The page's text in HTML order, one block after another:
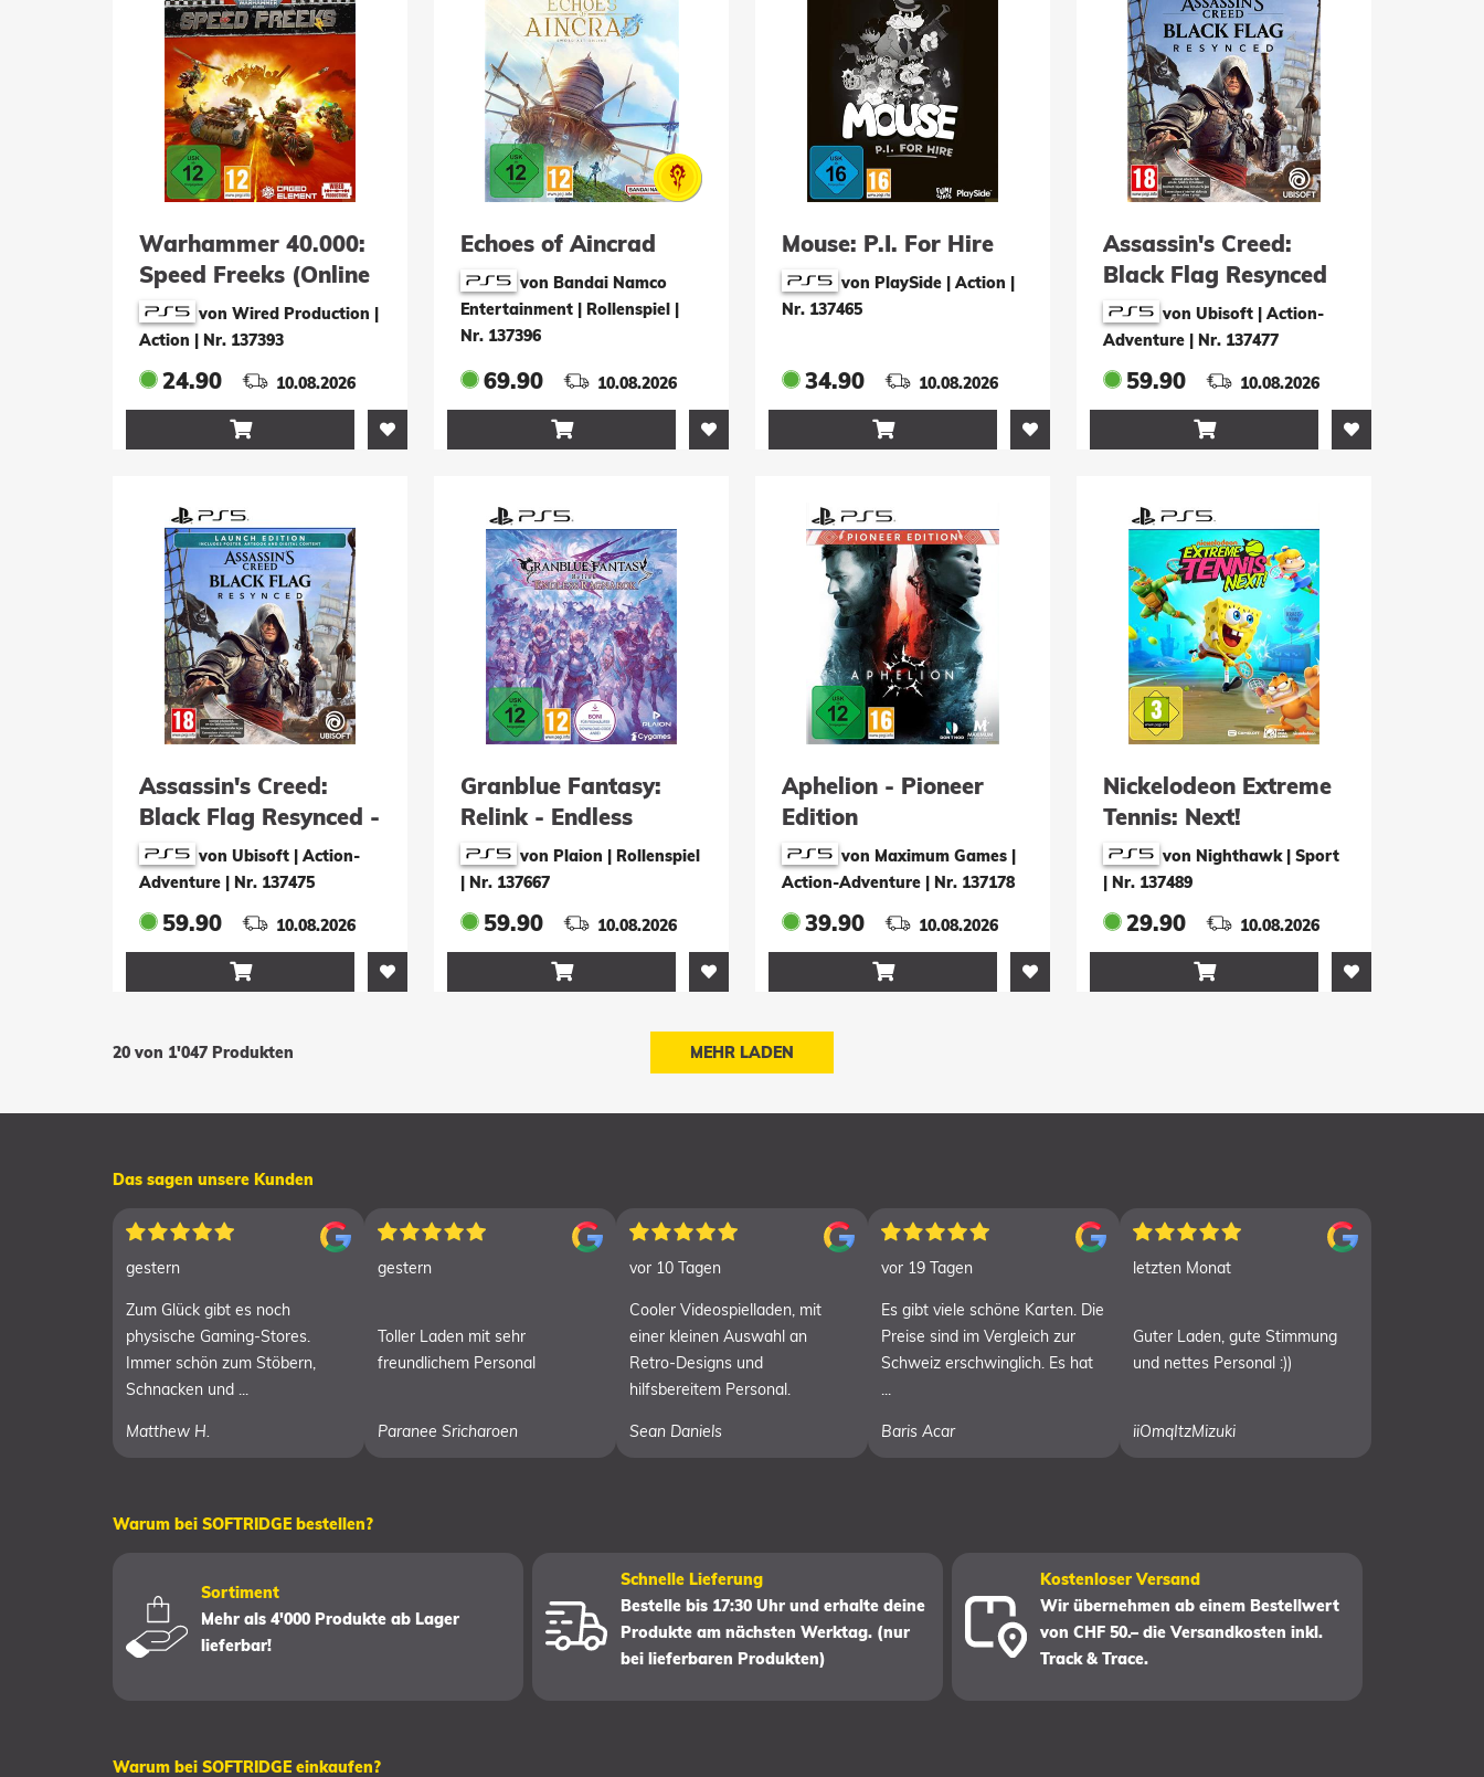
Warhammer 40.000:
Speed Freeks (Online
Only)von Wired Production |
Action | Nr. 137393
24.90 10.08.2026

Echoes of Aincrad
von Bandai Namco
Entertainment | Rollenspiel |
Nr. 137396
69.90 10.08.2026

Mouse: P.I. For Hire
von PlaySide | Action |
Nr. 137465
34.90 10.08.2026

Assassin's Creed:
Black Flag Resynced
von Ubisoft | Action-
Adventure | Nr. 137477
59.90 10.08.2026

Assassin's Creed:
Black Flag Resynced -
Launch Edition
von Ubisoft | Action-
Adventure | Nr. 137475
59.90 10.08.2026

Granblue Fantasy:
Relink - Endless
Ragnarokvon Plaion | Rollenspiel
| Nr. 137667
59.90 10.08.2026

Aphelion - Pioneer
Edition
von Maximum Games |
Action-Adventure | Nr. 137178
39.90 10.08.2026

Nickelodeon Extreme
Tennis: Next!
von Nighthawk | Sport
| Nr. 137489
29.90 10.08.2026

20 von 1'047 Produkten MEHR LADEN
Das sagen unsere Kunden
gestern
Zum Glück gibt es noch
physische Gaming-Stores.
Immer schön zum Stöbern,
Schnacken und ...
Matthew H.
gestern
Toller Laden mit sehr
freundlichem Personal
Paranee Sricharoen
vor 10 Tagen
Cooler Videospielladen, mit
einer kleinen Auswahl an
Retro-Designs und
hilfsbereitem Personal.
Sean Daniels
vor 19 Tagen
Es gibt viele schöne Karten. Die
Preise sind im Vergleich zur
Schweiz erschwinglich. Es hat
...
Baris Acar
letzten Monat
Guter Laden, gute Stimmung
und nettes Personal :))
iiOmqItzMizuki
Warum bei SOFTRIDGE bestellen?
Sortiment
Mehr als 4'000 Produkte ab Lager
lieferbar!
Schnelle Lieferung
Bestelle bis 17:30 Uhr und erhalte deine
Produkte am nächsten Werktag. (nur
bei lieferbaren Produkten)
Kostenloser Versand
Wir übernehmen ab einem Bestellwert
von CHF 50.– die Versandkosten inkl.
Track & Trace.
Warum bei SOFTRIDGE einkaufen?